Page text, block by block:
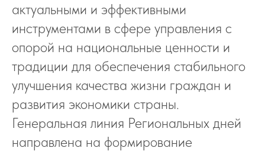
актуальными и эффективными
инструментами в сфере управления с
опорой на национальные ценности и
традиции для обеспечения стабильного
улучшения качества жизни граждан и
развития экономики страны.
Генеральная линия Региональных дней
направлена на формирование